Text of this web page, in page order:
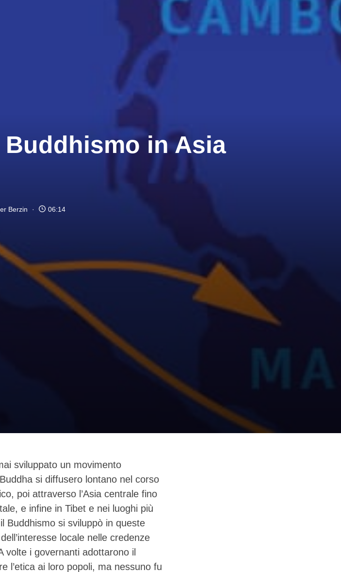
in Asia
Berzin 06:14
sviluppato un movimento
si diffusero lontano nel corso
poi attraverso l’Asia centrale fino
e infine in Tibet e nei luoghi più
Buddhismo si sviluppò in queste
locale nelle credenze
volte i governanti adottarono il
l’etica ai loro popoli, ma nessuno fu